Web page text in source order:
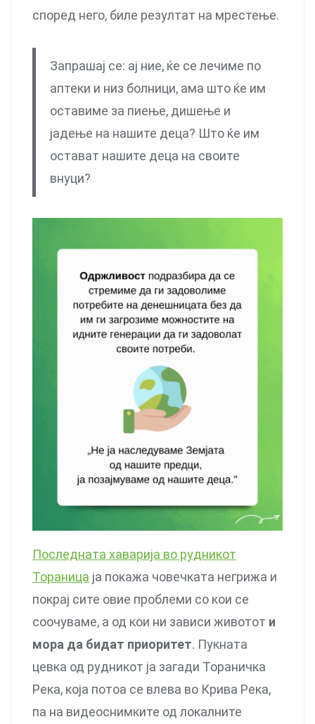
според него, биле резултат на мрестење.
Запрашај се: ај ние, ќе се лечиме по
аптеки и низ болници, ама што ќе им
оставиме за пиење, дишење и
јадење на нашите деца? Што ќе им
остават нашите деца на своите
внуци?
Последната хаварија во рудникот
Тораница ја покажа човечката негрижа и
покрај сите овие проблеми со кои се
соочуваме, а од кои ни зависи животот и
мора да бидат приоритет. Пукната
цевка од рудникот ја загади Тораничка
Река, која потоа се влева во Крива Река,
па на видеоснимките од локалните